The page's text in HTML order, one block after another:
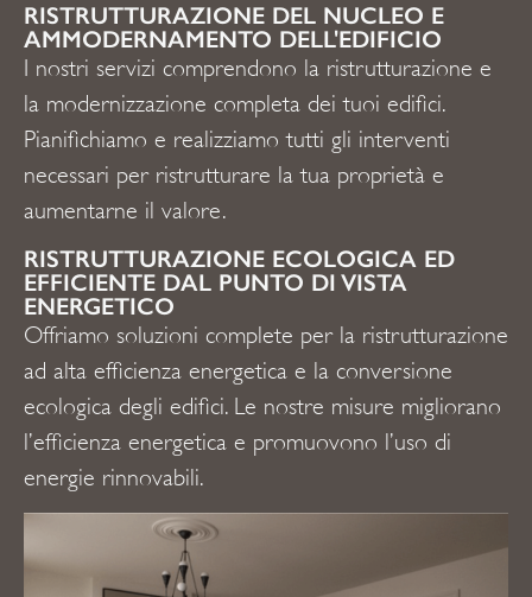
RISTRUTTURAZIONE DEL NUCLEO E
AMMODERNAMENTO DELL'EDIFICIO
I nostri servizi comprendono la ristrutturazione e
la modernizzazione completa dei tuoi edifici.
Pianifichiamo e realizziamo tutti gli interventi
necessari per ristrutturare la tua proprietà e
aumentarne il valore.
RISTRUTTURAZIONE ECOLOGICA ED
EFFICIENTE DAL PUNTO DI VISTA
ENERGETICO
Offriamo soluzioni complete per la ristrutturazione
ad alta efficienza energetica e la conversione
ecologica degli edifici. Le nostre misure migliorano
l’efficienza energetica e promuovono l’uso di
energie rinnovabili.